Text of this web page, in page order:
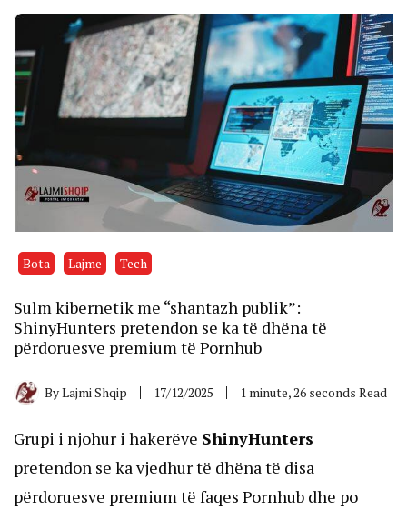
Bota Lajme Tech
Sulm kibernetik me “shantazh publik”:
ShinyHunters pretendon se ka të dhëna të
përdoruesve premium të Pornhub
ByLajmi Shqip 17/12/2025 1 minute, 26 seconds Read
Grupi i njohur i hakerëve ShinyHunters
pretendon se ka vjedhur të dhëna të disa
përdoruesve premium të faqes Pornhub dhe po